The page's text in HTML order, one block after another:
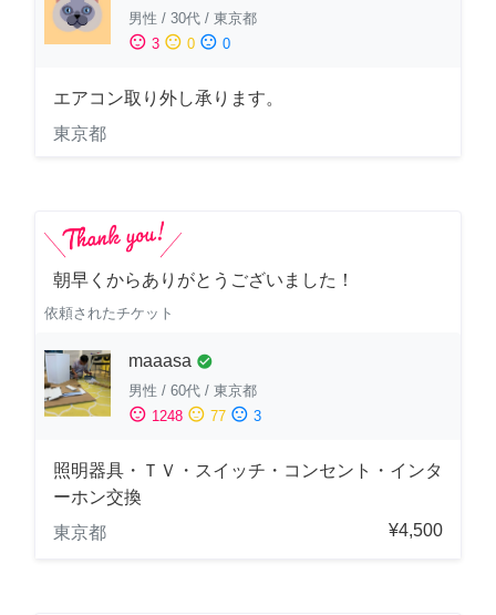
男性 / 30代 / 東京都
sentiment_satisfied 3 sentiment_neutral 0 sentiment_dissatisfied 0
エアコン取り外し承ります。
東京都
朝早くからありがとうございました！
依頼されたチケット
maaasa check_circle
男性 / 60代 / 東京都
sentiment_satisfied 1248 sentiment_neutral 77 sentiment_dissatisfied 3
照明器具・ＴＶ・スイッチ・コンセント・インタ
ーホン交換
東京都
¥4,500